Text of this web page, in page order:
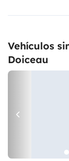
Vehículos
Doiceau